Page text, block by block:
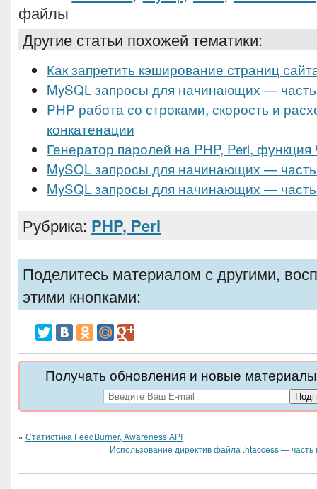
файлы
Другие статьи похожей тематики:
Как запретить кэширование страниц
MySQL запросы для начинающих —
PHP работа со строками, скорость и
конкатенации
Генератор паролей на PHP, Perl, функция
MySQL запросы для начинающих —
MySQL запросы для начинающих — часть
Рубрика: PHP, Perl
Поделитесь материалом с другими,
этими кнопками:
Получать обновления и новые
« Статистика FeedBurner, Awareness API
Использование директив файла .htaccess —